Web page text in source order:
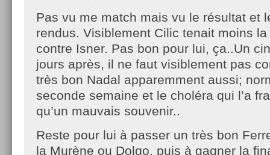
Pas vu me match mais vu le résultat et
rendus. Visiblement Cilic tenait moins
contre Isner. Pas bon pour lui, ça..Un
jours après, il ne faut visiblement pas
très bon Nadal apparemment aussi;
seconde semaine et le choléra qui l’a
qu’un mauvais souvenir..
Reste pour lui à passer un très bon
la Murène ou Dolgo, puis à gagner la